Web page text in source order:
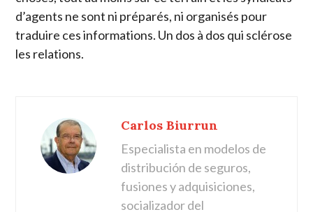
d’agents ne sont ni préparés, ni organisés pour
traduire ces informations. Un dos à dos qui sclérose
les relations.
Carlos Biurrun
Especialista en modelos de
distribución de seguros,
fusiones y adquisiciones,
socializador del